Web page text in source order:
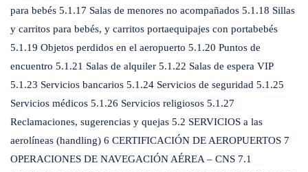
para bebés 5.1.17 Salas de menores no acompañados 5.1.18 Sillas
y carritos para bebés, y carritos portaequipajes con portabebés
5.1.19 Objetos perdidos en el aeropuerto 5.1.20 Puntos de
encuentro 5.1.21 Salas de alquiler 5.1.22 Salas de espera VIP
5.1.23 Servicios bancarios 5.1.24 Servicios de seguridad 5.1.25
Servicios médicos 5.1.26 Servicios religiosos 5.1.27
Reclamaciones, sugerencias y quejas 5.2 SERVICIOS a las
aerolíneas (handling) 6 CERTIFICACIÓN DE AEROPUERTOS 7
OPERACIONES DE NAVEGACIÓN AÉREA – CNS 7.1